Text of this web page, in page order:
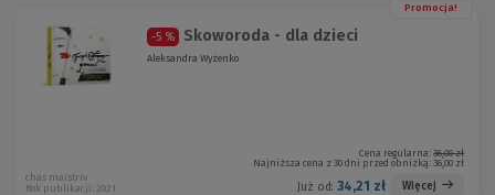
Promocja!
-5 % Skoworoda - dla dzieci
Aleksandra Wyżenko
Cena regularna: 36,00 zł
Najniższa cena z 30 dni przed obniżką: 36,00 zł
Już od: 34,21 zł Więcej
chas maistriv
Rok publikacji: 2021